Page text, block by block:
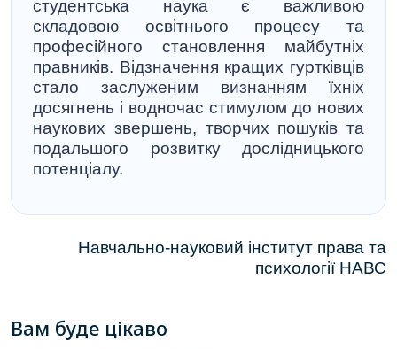
студентська наука є важливою
складовою освітнього процесу та
професійного становлення майбутніх
правників. Відзначення кращих гуртківців
стало заслуженим визнанням їхніх
досягнень і водночас стимулом до нових
наукових звершень, творчих пошуків та
подальшого розвитку дослідницького
потенціалу.
Навчально-науковий інститут права та
психології НАВС
Вам буде цікаво